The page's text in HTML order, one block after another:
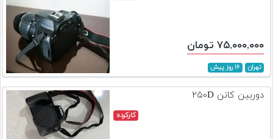
۷۵,۰۰۰,۰۰۰ تومان
تهران ۱۶ روز پیش
دوربین کانن ۲۵۰D
کارکرده